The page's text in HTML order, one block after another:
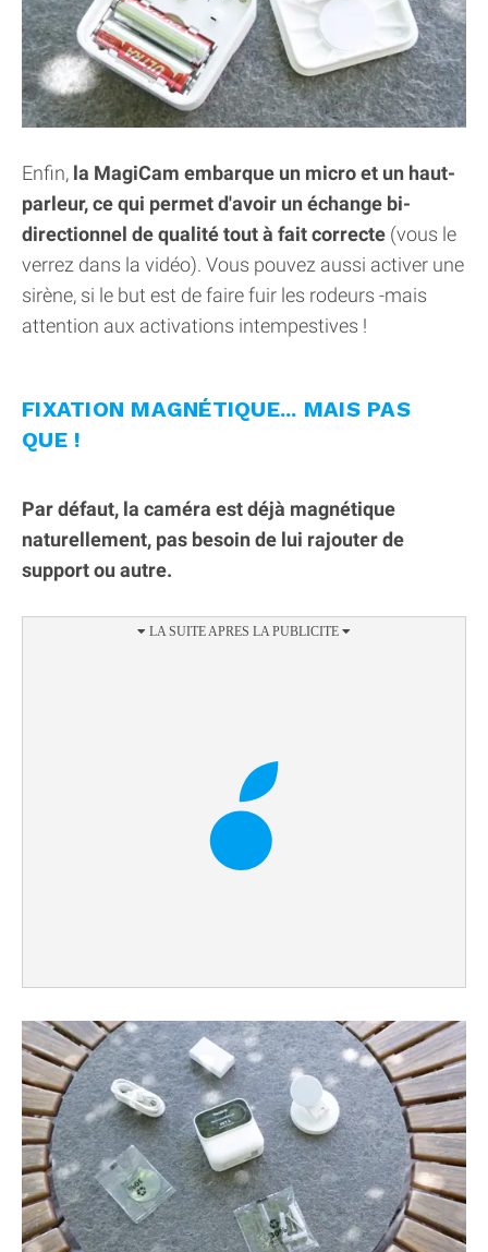
Enfin, la MagiCam embarque un micro et un haut-
parleur, ce qui permet d'avoir un échange bi-
directionnel de qualité tout à fait correcte (vous le
verrez dans la vidéo). Vous pouvez aussi activer une
sirène, si le but est de faire fuir les rodeurs -mais
attention aux activations intempestives !
FIXATION MAGNÉTIQUE... MAIS PAS
QUE !
Par défaut, la caméra est déjà magnétique
naturellement, pas besoin de lui rajouter de
support ou autre.